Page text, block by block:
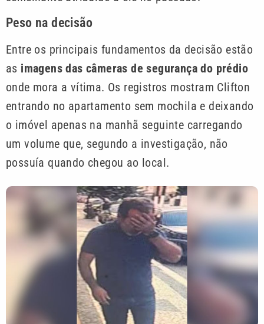
Peso na decisão
Entre os principais fundamentos da decisão estão
as imagens das câmeras de segurança do prédio
onde mora a vítima. Os registros mostram Clifton
entrando no apartamento sem mochila e deixando
o imóvel apenas na manhã seguinte carregando
um volume que, segundo a investigação, não
possuía quando chegou ao local.